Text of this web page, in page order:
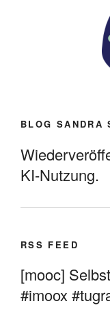
BLOG SANDRA
KI-Nutzung.
RSS FEED
[mooc]
#imoox